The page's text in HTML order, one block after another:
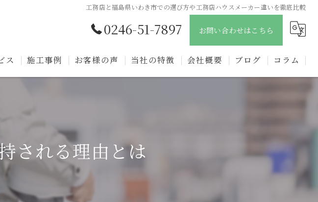
工務店と福島県いわき市での選び方や工務店ハウスメーカー違いを徹底比較
0246-51-7897 お問い合わせはこちら
ス 施工事例 お客様の声 当社の特徴 会社概要 ブログ コラム
される理由とは